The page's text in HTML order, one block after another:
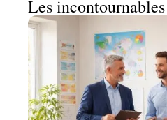
Les incontournables